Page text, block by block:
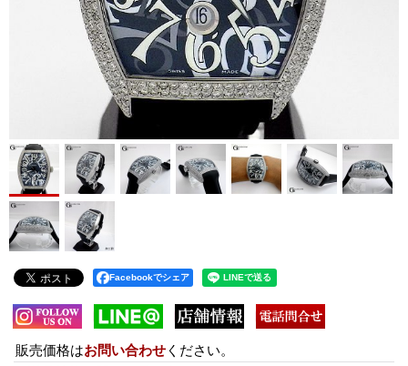
Facebookでシェア
販売価格はお問い合わせ ください。